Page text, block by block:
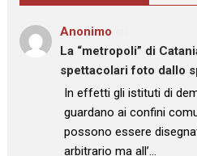
Anonimo
La “metropoli” di
spettacolari foto dallo
: “
In effetti gli istituti di
guardano ai confini
possono essere
arbitrario ma all’…